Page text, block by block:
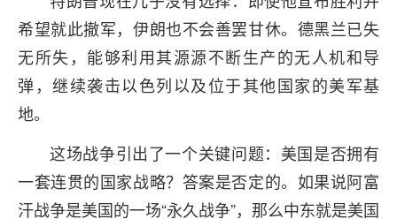
希望就此撤军，伊朗也不会善罢甘休。德黑兰已失
无所失，能够利用其源源不断生产的无人机和导
弹，继续袭击以色列以及位于其他国家的美军基
地。
这场战争引出了一个关键问题：美国是否拥有
一套连贯的国家战略？答案是否定的。如果说阿富
汗战争是美国的一场“永久战争”，那么中东就是美国